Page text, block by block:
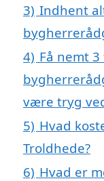
3) Indhent
4) Få nemt
være tryg
5) Hvad
Troldhede?
6) Hvad er